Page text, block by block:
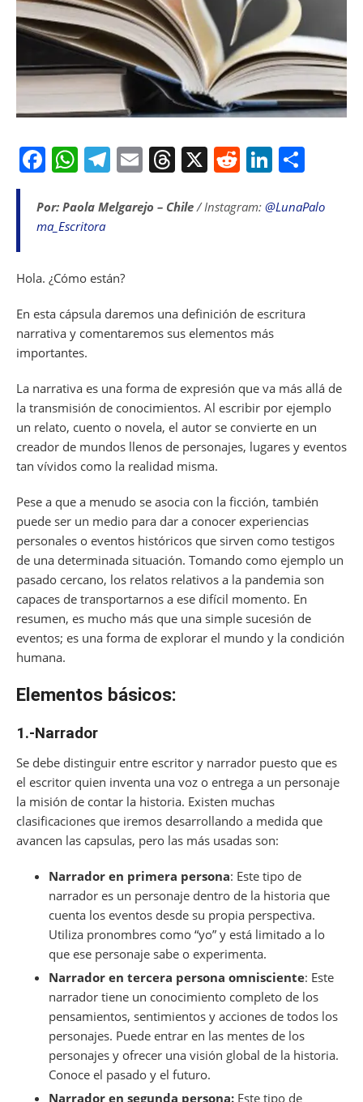
F
c
e
o
o
k
W
at
s
p
p
T
e
m
E
ai
T
re
X R
d
Li
k ar
Por: Paola Melgarejo – Chile / Instagram: @LunaPalo
ma_Escritora
Hola. ¿Cómo están?
En esta cápsula daremos una definición de escritura
narrativa y comentaremos sus elementos más
importantes.
La narrativa es una forma de expresión que va más allá de
la transmisión de conocimientos. Al escribir por ejemplo
un relato, cuento o novela, el autor se convierte en un
creador de mundos llenos de personajes, lugares y eventos
tan vívidos como la realidad misma.
Pese a que a menudo se asocia con la ficción, también
puede ser un medio para dar a conocer experiencias
personales o eventos históricos que sirven como testigos
de una determinada situación. Tomando como ejemplo un
pasado cercano, los relatos relativos a la pandemia son
capaces de transportarnos a ese difícil momento. En
resumen, es mucho más que una simple sucesión de
eventos; es una forma de explorar el mundo y la condición
humana.
Elementos básicos:
1.-Narrador
Se debe distinguir entre escritor y narrador puesto que es
el escritor quien inventa una voz o entrega a un personaje
la misión de contar la historia. Existen muchas
clasificaciones que iremos desarrollando a medida que
avancen las capsulas, pero las más usadas son:
Narrador en primera persona: Este tipo de
narrador es un personaje dentro de la historia que
cuenta los eventos desde su propia perspectiva.
Utiliza pronombres como “yo” y está limitado a lo
que ese personaje sabe o experimenta.
Narrador en tercera persona omnisciente: Este
narrador tiene un conocimiento completo de los
pensamientos, sentimientos y acciones de todos los
personajes. Puede entrar en las mentes de los
personajes y ofrecer una visión global de la historia.
Conoce el pasado y el futuro.
Narrador en segunda persona: Este tipo de